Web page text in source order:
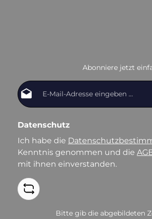
Abonniere jetzt
Datenschutz
Ich habe die
Kenntnis genommen und die
mit ihnen einverstanden.
Bitte gib die abgebildeten